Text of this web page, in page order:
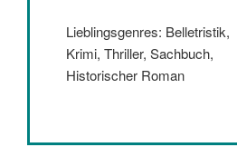
Lieblingsgenres: Belletristik,
Krimi, Thriller, Sachbuch,
Historischer Roman